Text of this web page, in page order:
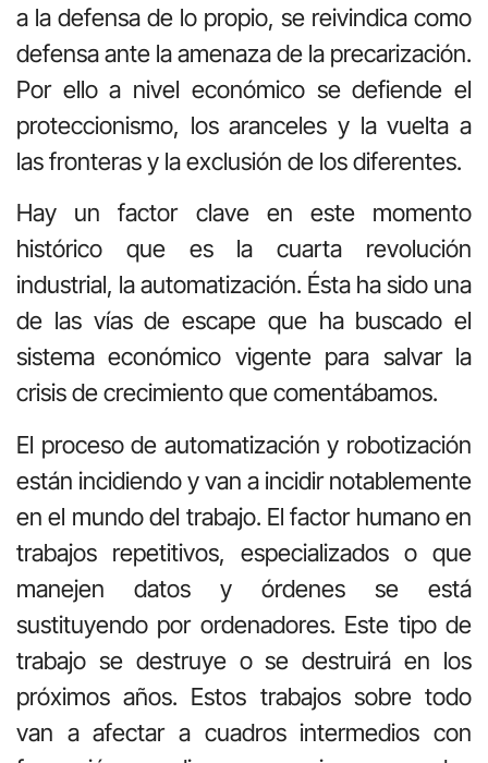
a la defensa de lo propio, se reivindica como
defensa ante la amenaza de la precarización.
Por ello a nivel económico se defiende el
proteccionismo, los aranceles y la vuelta a
las fronteras y la exclusión de los diferentes.
Hay un factor clave en este momento
histórico que es la cuarta revolución
industrial, la automatización. Ésta ha sido una
de las vías de escape que ha buscado el
sistema económico vigente para salvar la
crisis de crecimiento que comentábamos.
El proceso de automatización y robotización
están incidiendo y van a incidir notablemente
en el mundo del trabajo. El factor humano en
trabajos repetitivos, especializados o que
manejen datos y órdenes se está
sustituyendo por ordenadores. Este tipo de
trabajo se destruye o se destruirá en los
próximos años. Estos trabajos sobre todo
van a afectar a cuadros intermedios con